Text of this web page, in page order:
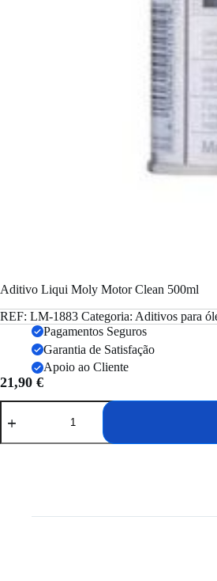
Aditivo Liqui Moly Motor Clean 500ml
REF: LM-1883 Categoria: Aditivos para
Pagamentos Seguros
Garantia de Satisfação
Apoio ao Cliente
21,90 €
Quantidade
de
Liqui